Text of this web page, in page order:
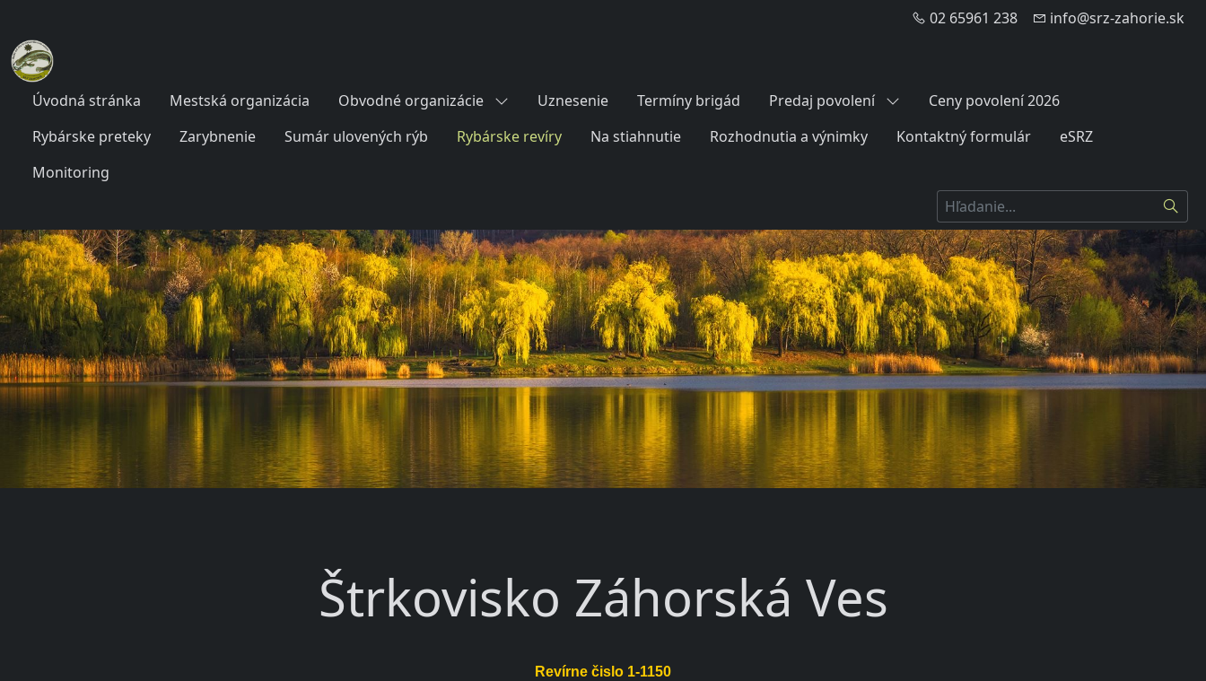
02 65961 238 info@srz-zahorie.sk
Úvodná stránka Mestská organizácia Obvodné organizácie Uznesenie Termíny brigád Predaj povolení
Ceny povolení 2026
Rybárske preteky
Zarybnenie Sumár ulovených rýb Rybárske revíry Na stiahnutie Rozhodnutia a výnimky Kontaktný formulár
eSRZ
Monitoring
Hľadať
Štrkovisko Záhorská Ves
Revírne čislo 1-1150